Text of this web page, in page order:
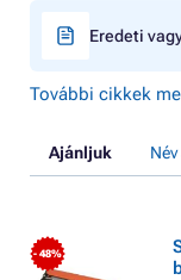
Eredeti
További cikkek
Ajánljuk
- 48%